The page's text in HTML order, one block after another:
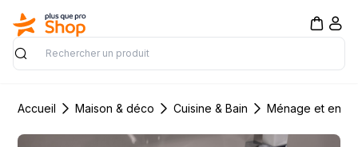
Rechercher
Accueil Maison & déco Cuisine & Bain Ménage et